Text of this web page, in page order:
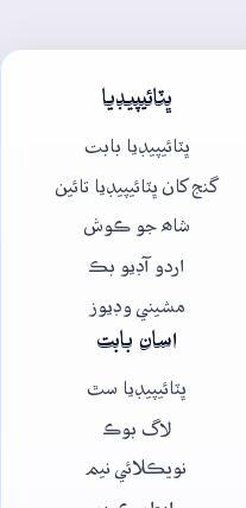
ڀٽائيپيڊيا
ڀٽائيپيڊيا بابت
گنج کان ڀٽائيپيڊيا تائين
شاھ جو ڪوش
اردو آڊيو بڪ
مشيني وڊيوز
اسان بابت
ڀٽائيپيڊيا سٿ
لاگ بوڪ
نويڪلائي نيم